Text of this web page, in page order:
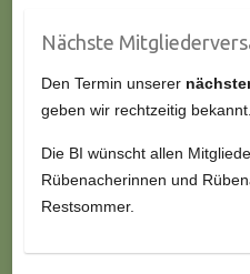
Nächste
Den Termin unserer
geben wir rechtzeitig bekannt.
Die BI wünscht allen
Rübenacherinnen und
Restsommer.